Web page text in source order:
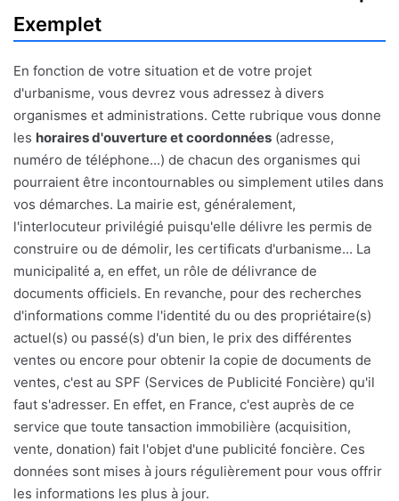
Exemplet
En fonction de votre situation et de votre projet
d'urbanisme, vous devrez vous adressez à divers
organismes et administrations. Cette rubrique vous donne
les horaires d'ouverture et coordonnées (adresse,
numéro de téléphone...) de chacun des organismes qui
pourraient être incontournables ou simplement utiles dans
vos démarches. La mairie est, généralement,
l'interlocuteur privilégié puisqu'elle délivre les permis de
construire ou de démolir, les certificats d'urbanisme... La
municipalité a, en effet, un rôle de délivrance de
documents officiels. En revanche, pour des recherches
d'informations comme l'identité du ou des propriétaire(s)
actuel(s) ou passé(s) d'un bien, le prix des différentes
ventes ou encore pour obtenir la copie de documents de
ventes, c'est au SPF (Services de Publicité Foncière) qu'il
faut s'adresser. En effet, en France, c'est auprès de ce
service que toute tansaction immobilière (acquisition,
vente, donation) fait l'objet d'une publicité foncière. Ces
données sont mises à jours régulièrement pour vous offrir
les informations les plus à jour.